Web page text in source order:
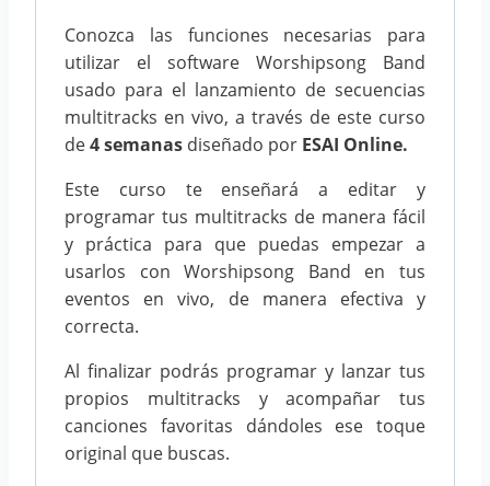
Conozca las funciones necesarias para
utilizar el software Worshipsong Band
usado para el lanzamiento de secuencias
multitracks en vivo, a través de este curso
de4 semanas diseñado por ESAI Online.
Este curso te enseñará a editar y
programar tus multitracks de manera fácil
y práctica para que puedas empezar a
usarlos con Worshipsong Band en tus
eventos en vivo, de manera efectiva y
correcta.
Al finalizar podrás programar y lanzar tus
propios multitracks y acompañar tus
canciones favoritas dándoles ese toque
original que buscas.